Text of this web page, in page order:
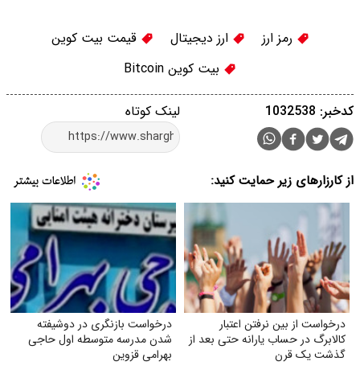
رمز ارز ارز دیجیتال
قیمت بیت کوین
بیت کوین Bitcoin
لینک کوتاه کدخبر: 1032538
از کارزارهای زیر حمایت کنید:
درخواست از بین نرفتن اعتبار
کالابرگ در حساب یارانه حتی بعد از
گذشت یک قرن
درخواست بازنگری در دوشیفته
شدن مدرسه متوسطه اول حاجی
بهرامی قزوین